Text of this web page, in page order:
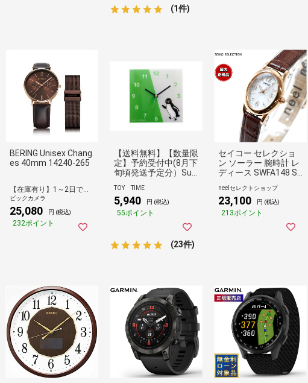
(1件)
BERING Unisex Chang
es 40mm 14240-265
【在庫有り】1～2日で出荷予定(日付指定可)
ビックカメラ
25,080 円 (税込)
232ポイント
【送料無料】【数量限
定】予約受付中(8月下
旬頃発送予定分）Suic
aのペンギン アクリ
ルウォールクロック
（壁掛け時計）
TOY TIME
5,940 円 (税込)
55ポイント
(23件)
セイコー セレクショ
ン ソーラー 腕時計 レ
ディース SWFA148 SE
neelセレクトショップ
23,100 円 (税込)
213ポイント